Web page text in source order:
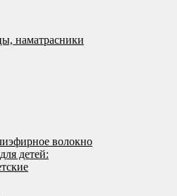
наматрасники
волокно
детей: